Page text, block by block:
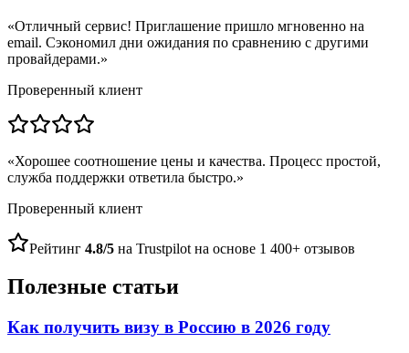
«Отличный сервис! Приглашение пришло мгновенно на
email. Сэкономил дни ожидания по сравнению с другими
провайдерами.»
Проверенный клиент
«Хорошее соотношение цены и качества. Процесс простой,
служба поддержки ответила быстро.»
Проверенный клиент
Рейтинг 4.8/5 на Trustpilot на основе 1 400+ отзывов
Полезные статьи
Как получить визу в Россию в 2026 году